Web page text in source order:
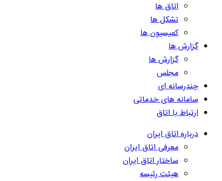
اتاق ها
تشکل ها
کمیسیون ها
گزارش ها
گزارش ها
مجلس
چندرسانه ای
سامانه های خدماتی
ارتباط با اتاق
درباره اتاق ایران
معرفی اتاق ایران
ساختار اتاق ایران
هیئت رئیسه